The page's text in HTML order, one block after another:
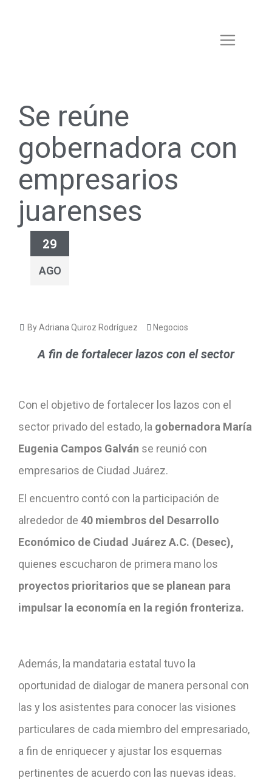
Se reúne
gobernadora con
empresarios
juarenses
29
AGO
By Adriana Quiroz Rodríguez Negocios
A fin de fortalecer lazos con el sector
Con el objetivo de fortalecer los lazos con el
sector privado del estado, la gobernadora María
Eugenia Campos Galván se reunió con
empresarios de Ciudad Juárez.
El encuentro contó con la participación de
alrededor de 40 miembros del Desarrollo
Económico de Ciudad Juárez A.C. (Desec),
quienes escucharon de primera mano los
proyectos prioritarios que se planean para
impulsar la economía en la región fronteriza.
Además, la mandataria estatal tuvo la
oportunidad de dialogar de manera personal con
las y los asistentes para conocer las visiones
particulares de cada miembro del empresariado,
a fin de enriquecer y ajustar los esquemas
pertinentes de acuerdo con las nuevas ideas.